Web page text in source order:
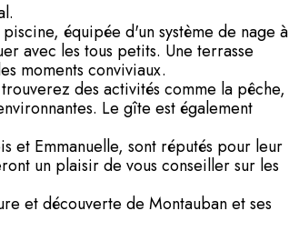
équipée d'un système de nage à
avec les tous petits. Une terrasse
moments conviviaux.
des activités comme la pêche,
Le gîte est également
et Emmanuelle, sont réputés pour leur
un plaisir de vous conseiller sur les
et découverte de Montauban et ses